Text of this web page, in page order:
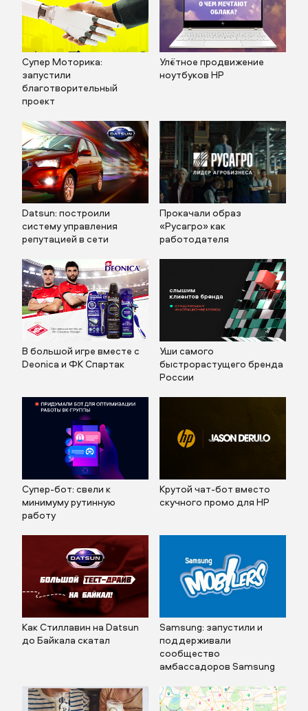
Супер Моторика:
запустили
благотворительный
проект
Улётное продвижение
ноутбуков HP
Datsun: построили
систему управления
репутацией в сети
Прокачали образ
«Русагро» как
работодателя
В большой игре вместе с
Deonica и ФК Спартак
Уши самого
быстрорастущего бренда
России
Супер-бот: свели к
минимуму рутинную
работу
Крутой чат-бот вместо
скучного промо для HP
Как Стиллавин на Datsun
до Байкала скатал
Samsung: запустили и
поддерживали
сообщество
амбассадоров Samsung